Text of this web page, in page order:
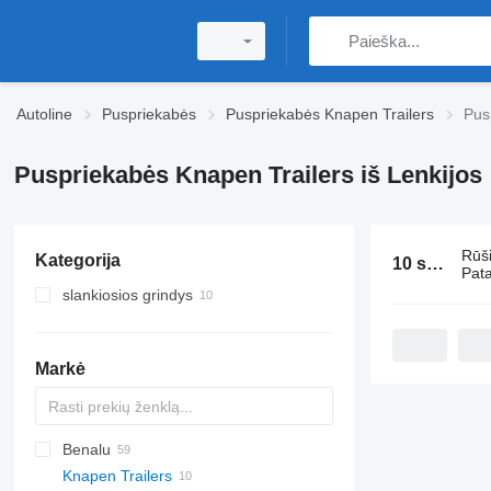
Autoline Puspriekabės Puspriekabės Knapen Trailers
Puspriekabės Knapen Trailers iš Lenkijos
Kategorija
slankiosios grindys
Markė
Benalu
Agriliner
KIS
3 series
CHKS
CSD
CT
A-series
T-series
MAX
DHKS
T-series
STN
GS
SKD
GTS
Knapen Trailers
10 skelbimai: